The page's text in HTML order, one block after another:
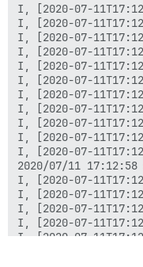
I, [2020-07-
I, [2020-07-
I, [2020-07-
I, [2020-07-
I, [2020-07-
I, [2020-07-
I, [2020-07-
I, [2020-07-
I, [2020-07-
I, [2020-07-
I, [2020-07-
2020/07/11
I, [2020-07-
I, [2020-07-
I, [2020-07-
I, [2020-07-
I, [2020-07-